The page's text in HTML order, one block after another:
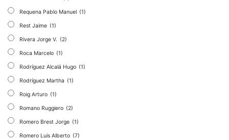
Requena Pablo Manuel (1)
Rest Jaime (1)
Rivera Jorge V. (2)
Roca Marcelo (1)
Rodríguez Alcalá Hugo (1)
Rodríguez Martha (1)
Roig Arturo (1)
Romano Ruggiero (2)
Romero Brest Jorge (1)
Romero Luis Alberto (7)